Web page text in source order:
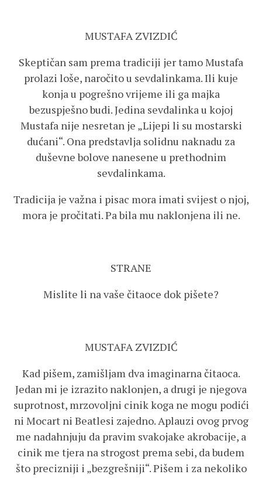
MUSTAFA ZVIZDIĆ
Skeptičan sam prema tradiciji jer tamo Mustafa
prolazi loše, naročito u sevdalinkama. Ili kuje
konja u pogrešno vrijeme ili ga majka
bezuspješno budi. Jedina sevdalinka u kojoj
Mustafa nije nesretan je „Lijepi li su mostarski
dućani“. Ona predstavlja solidnu naknadu za
duševne bolove nanesene u prethodnim
sevdalinkama.
Tradicija je važna i pisac mora imati svijest o njoj,
mora je pročitati. Pa bila mu naklonjena ili ne.
STRANE
Mislite li na vaše čitaoce dok pišete?
MUSTAFA ZVIZDIĆ
Kad pišem, zamišljam dva imaginarna čitaoca.
Jedan mi je izrazito naklonjen, a drugi je njegova
suprotnost, mrzovoljni cinik koga ne mogu podići
ni Mocart ni Beatlesi zajedno. Aplauzi ovog prvog
me nadahnjuju da pravim svakojake akrobacije, a
cinik me tjera na strogost prema sebi, da budem
što precizniji i „bezgrešniji“. Pišem i za nekoliko